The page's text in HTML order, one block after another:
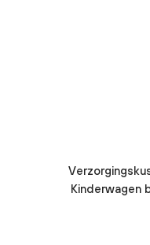
Kinderwagen